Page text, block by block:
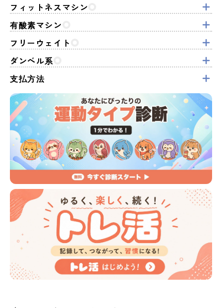
フィットネスマシン
有酸素マシン
フリーウェイト
ダンベル系
支払方法